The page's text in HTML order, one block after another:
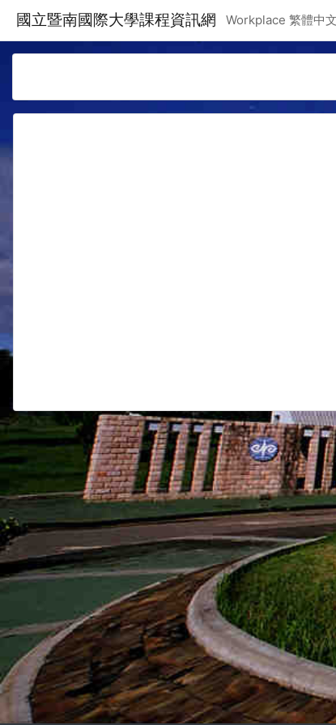
國立暨南國際大學課程資訊網 Workplace 繁體中